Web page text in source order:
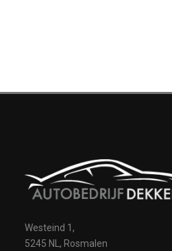
Westeind 1,
5245 NL, Rosmalen